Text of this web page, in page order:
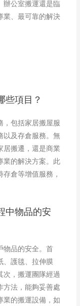
辦公室搬運還是臨
業、最可靠的解決
些項目？
，包括家居搬屋服
以及存倉服務。無
居搬遷，還是商業
業的解決方案。此
倉等增值服務，
中物品的安
物品的安全。首
、護毯、拉伸膜
次，搬運團隊經過
方法，能夠妥善處
業的搬運設備，如